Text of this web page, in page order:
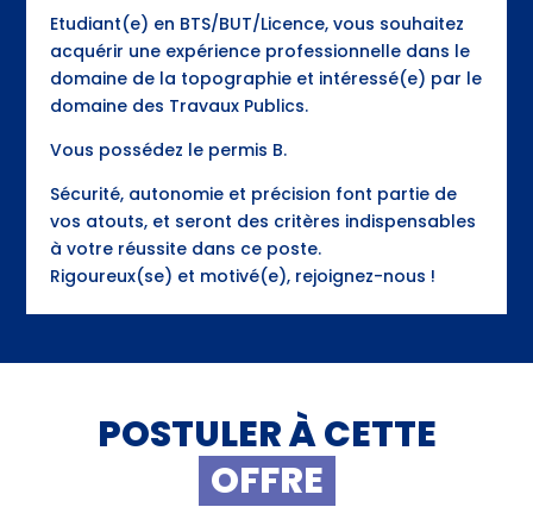
Etudiant(e) en BTS/BUT/Licence, vous souhaitez
acquérir une expérience professionnelle dans le
domaine de la topographie et intéressé(e) par le
domaine des Travaux Publics.
Vous possédez le permis B.
Sécurité, autonomie et précision font partie de
vos atouts, et seront des critères indispensables
à votre réussite dans ce poste.
Rigoureux(se) et motivé(e), rejoignez-nous !
POSTULER À CETTE
OFFRE